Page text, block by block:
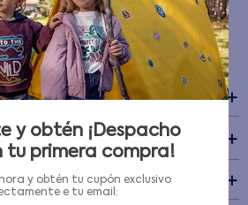
y devoluciones
+
cuidado
y obtén ¡Despacho
tu primera compra!
y obtén tu cupón exclusivo
e tu email: